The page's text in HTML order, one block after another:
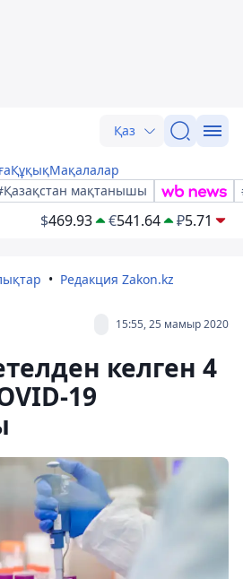
Қаз
ҚұқықМақалалар
мақтанышы
$469.93 €541.64 ₽5.71
Редакция Zakon.kz
15:55, 25 мамыр 2020
келген 4
19